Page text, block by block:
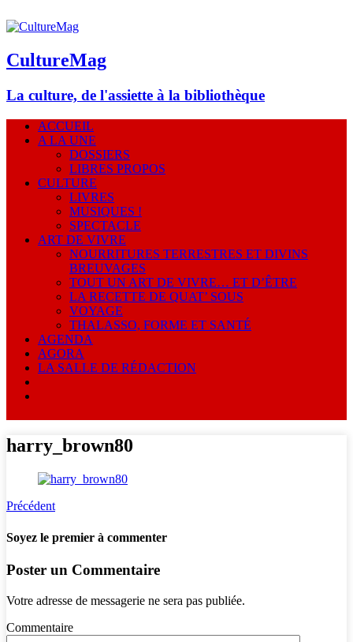
CultureMag
La culture, de l'assiette à la bibliothèque
ACCUEIL
A LA UNE
DOSSIERS
LIBRES PROPOS
CULTURE
LIVRES
MUSIQUES !
SPECTACLE
ART DE VIVRE
NOURRITURES TERRESTRES ET DIVINS
BREUVAGES
TOUT UN ART DE VIVRE… ET D’ÊTRE
LA RECETTE DE QUAT’ SOUS
VOYAGE
THALASSO, FORME ET SANTÉ
AGENDA
AGORA
LA SALLE DE RÉDACTION
harry_brown80
Précédent
Soyez le premier à commenter
Poster un Commentaire
Votre adresse de messagerie ne sera pas publiée.
Commentaire